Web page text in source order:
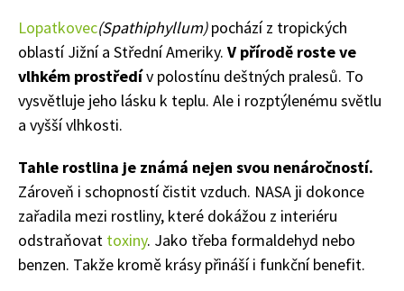
Lopatkovec(Spathiphyllum)pochází z tropických
oblastí Jižní a Střední Ameriky. V přírodě roste ve
vlhkém prostředív polostínu deštných pralesů. To
vysvětluje jeho lásku k teplu. Ale i rozptýlenému světlu
a vyšší vlhkosti.
Tahle rostlina je známá nejen svou nenáročností.
Zároveň i schopností čistit vzduch. NASA ji dokonce
zařadila mezi rostliny, které dokážou z interiéru
odstraňovat toxiny. Jako třeba formaldehyd nebo
benzen. Takže kromě krásy přináší i funkční benefit.